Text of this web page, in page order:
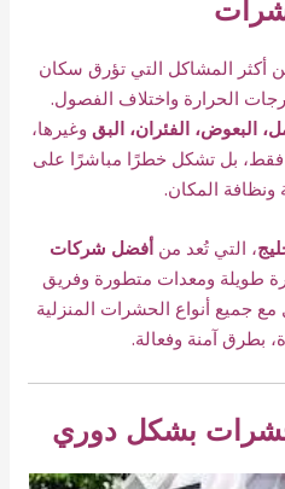
أكثر المشاكل التي تؤرق سكان
الحرارة واختلاف الفصول.
البعوض، الفئران، البق وغيرها،
فقط، بل تشكل خطرًا مباشرًا على
ونظافة المكان.
، التي تُعد من أفضل شركات
طويلة ومعدات متطورة وفريق
جميع أنواع الحشرات المنزلية
بطرق آمنة وفعالة.
بشكل دوري